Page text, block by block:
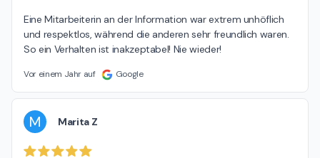
Eine Mitarbeiterin an der Information war extrem unhöflich
und respektlos, während die anderen sehr freundlich waren.
So ein Verhalten ist inakzeptabel! Nie wieder!
Vor einem Jahr auf Google
M Marita Z